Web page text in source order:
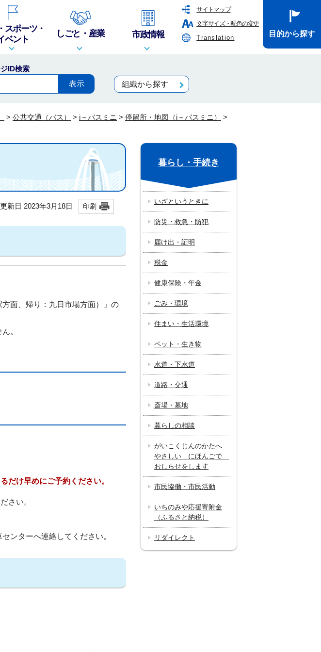
サイトマップ
文字サイズ・配色の変更
Translation
スポーツ・
ベント
しごと・産業 市政情報 目的から探す
ID検索
組織から探す
> 公共交通（バス） > i－バスミニ > 停留所・地図（i－バスミニ）
>
新日 2023年3月18日 印刷
面、帰り：九日市場方面）」の
。
だけ早めにご予約ください。
さい。
ンターへ連絡してください。
暮らし・手続き
いざというときに
防災・救急・防犯
届け出・証明
税金
健康保険・年金
ごみ・環境
住まい・生活環境
ペット・生き物
水道・下水道
道路・交通
斎場・墓地
暮らしの相談
がいこくじんのかたへ
やさしい にほんごで
おしらせをします
市民協働・市民活動
いちのみや応援寄附金
（ふるさと納税）
リダイレクト